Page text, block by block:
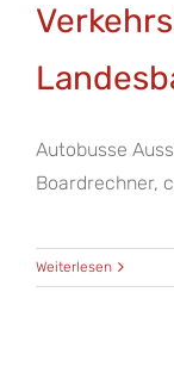
Autobusse
Boardrechner,
Weiterlesen